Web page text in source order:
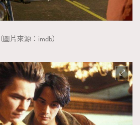
（圖片來源：imdb）